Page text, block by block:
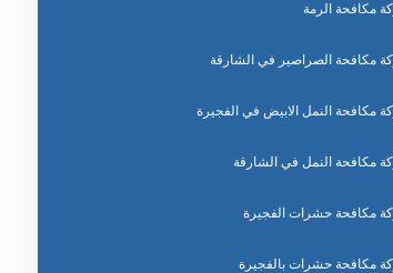
مكافحة الرمة
مكافحة الصراصير في الشارقة
مكافحة النمل الابيض في الفجيرة
مكافحة النمل في الشارقة
مكافحة حشرات الفجيرة
مكافحة حشرات بالفجيرة